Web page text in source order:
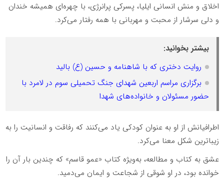
اخلاق و منش انسانی ایلیا، پسرکی پرانرژی، با چهره‌ای همیشه خندان
و دلی سرشار از محبت و مهربانی با همه رفتار می‌کرد.
بیشتر بخوانید:
روایت دختری که با شاهنامه و حسین (ع) بالید
برگزاری مراسم اربعین شهدای جنگ تحمیلی سوم در لامرد با
حضور مسئولان و خانواده‌های شهدا
اطرافیانش از او به عنوان کودکی یاد می‌کنند که رفاقت و انسانیت را به
زیباترین شکل معنا می‌کرد.
عشق به کتاب و مطالعه، به‌ویژه کتاب «عمو قاسم» که چندین بار آن را
خوانده بود، در او شوقی از شجاعت و ایمان می‌دمید.